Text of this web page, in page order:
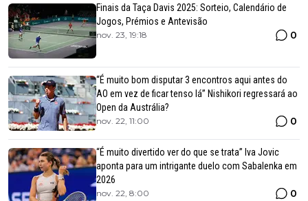
Finais da Taça Davis 2025: Sorteio, Calendário de
Jogos, Prémios e Antevisão
nov. 23, 19:18 0
“É muito bom disputar 3 encontros aqui antes do
AO em vez de ficar tenso lá” Nishikori regressará ao
Open da Austrália?
nov. 22, 11:00 0
“É muito divertido ver do que se trata” Iva Jovic
aponta para um intrigante duelo com Sabalenka em
2026
nov. 22, 8:00 0